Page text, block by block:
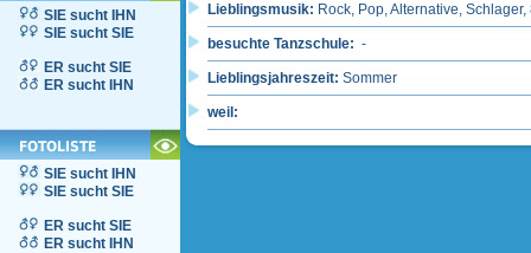
SIE sucht IHN
SIE sucht SIE
ER sucht SIE
ER sucht IHN
SIE sucht IHN
SIE sucht SIE
ER sucht SIE
ER sucht IHN
Lieblingsmusik: Rock, Pop, Alternative,
besuchte Tanzschule: -
Lieblingsjahreszeit: Sommer
weil: